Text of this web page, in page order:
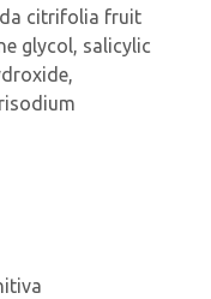
citrifolia fruit
glycol, salicylic